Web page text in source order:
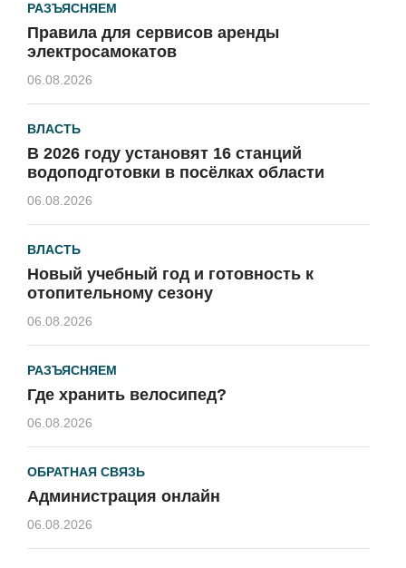
РАЗЪЯСНЯЕМ
Правила для сервисов аренды
электросамокатов
06.08.2026
ВЛАСТЬ
В 2026 году установят 16 станций
водоподготовки в посёлках области
06.08.2026
ВЛАСТЬ
Новый учебный год и готовность к
отопительному сезону
06.08.2026
РАЗЪЯСНЯЕМ
Где хранить велосипед?
06.08.2026
ОБРАТНАЯ СВЯЗЬ
Администрация онлайн
06.08.2026